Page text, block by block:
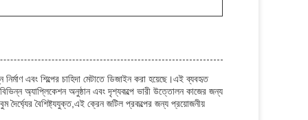
এবং শিল্পের চাহিদা মেটাতে ডিজাইন করা হয়েছে।এই ব্যবহৃত
অ্যাপ্লিকেশন অনুষ্ঠান এবং দৃশ্যকল্পে ভারী উত্তোলন কাজের জন্য
বৈশিষ্ট্যযুক্ত,এই ক্রেন জটিল প্রকল্পের জন্য প্রয়োজনীয়